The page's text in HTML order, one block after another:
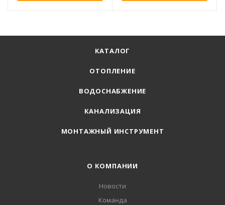
КАТАЛОГ
ОТОПЛЕНИЕ
ВОДОСНАБЖЕНИЕ
КАНАЛИЗАЦИЯ
МОНТАЖНЫЙ ИНСТРУМЕНТ
О КОМПАНИИ
Новости
Команда